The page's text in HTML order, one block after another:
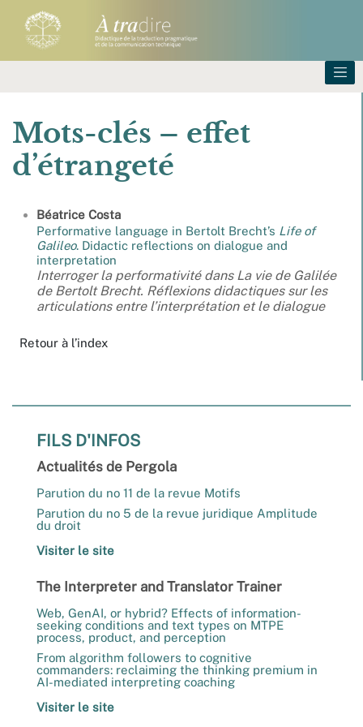
Mots-clés – effet
d’étrangeté
Béatrice Costa
Performative language in Bertolt Brecht’s Life of
Galileo. Didactic reflections on dialogue and
interpretation
Interroger la performativité dans La vie de Galilée
de Bertolt Brecht. Réflexions didactiques sur les
articulations entre l’interprétation et le dialogue
Retour à l’index
FILS D'INFOS
Actualités de Pergola
Parution du no 11 de la revue Motifs
Parution du no 5 de la revue juridique Amplitude
du droit
Visiter le site
The Interpreter and Translator Trainer
Web, GenAI, or hybrid? Effects of information-
seeking conditions and text types on MTPE
process, product, and perception
From algorithm followers to cognitive
commanders: reclaiming the thinking premium in
AI-mediated interpreting coaching
Visiter le site